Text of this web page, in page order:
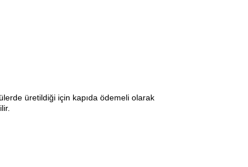
üretildiği için kapıda ödemeli olarak